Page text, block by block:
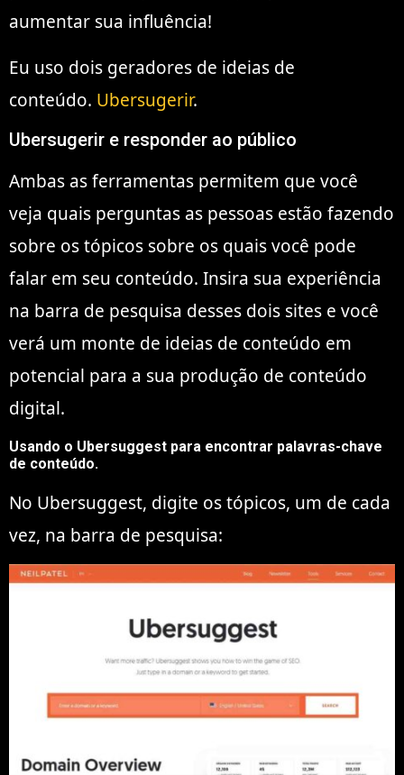
aumentar sua influência!
Eu uso dois geradores de ideias de
conteúdo. Ubersugerir.
Ubersugerir e responder ao público
Ambas as ferramentas permitem que você
veja quais perguntas as pessoas estão fazendo
sobre os tópicos sobre os quais você pode
falar em seu conteúdo. Insira sua experiência
na barra de pesquisa desses dois sites e você
verá um monte de ideias de conteúdo em
potencial para a sua produção de conteúdo
digital.
Usando o Ubersuggest para encontrar palavras-chave
de conteúdo.
No Ubersuggest, digite os tópicos, um de cada
vez, na barra de pesquisa: